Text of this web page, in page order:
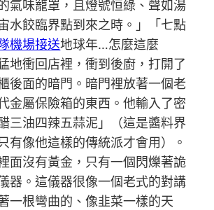
氣味籠罩，且燈號恒綠、聲如湯
水餃臨界點到來之時。」「七點
機場接送地球年…怎麼這麼
地衝回店裡，衝到後廚，打開了
後面的暗門。暗門裡放著一個老
金屬保險箱的東西。他輸入了密
三油四辣五蒜泥」（這是醬料界
有像他這樣的傳統派才會用）。
面沒有黃金，只有一個閃爍著詭
器。這儀器很像一個老式的對講
一根彎曲的、像韭菜一樣的天